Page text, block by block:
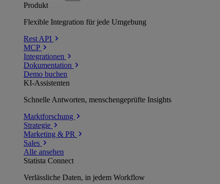
Produkt
Flexible Integration für jede Umgebung
Rest API
MCP
Integrationen
Dokumentation
Demo buchen
KI-Assistenten
Schnelle Antworten, menschengeprüfte Insights
Marktforschung
Strategie
Marketing & PR
Sales
Alle ansehen
Statista Connect
Verlässliche Daten, in jedem Workflow